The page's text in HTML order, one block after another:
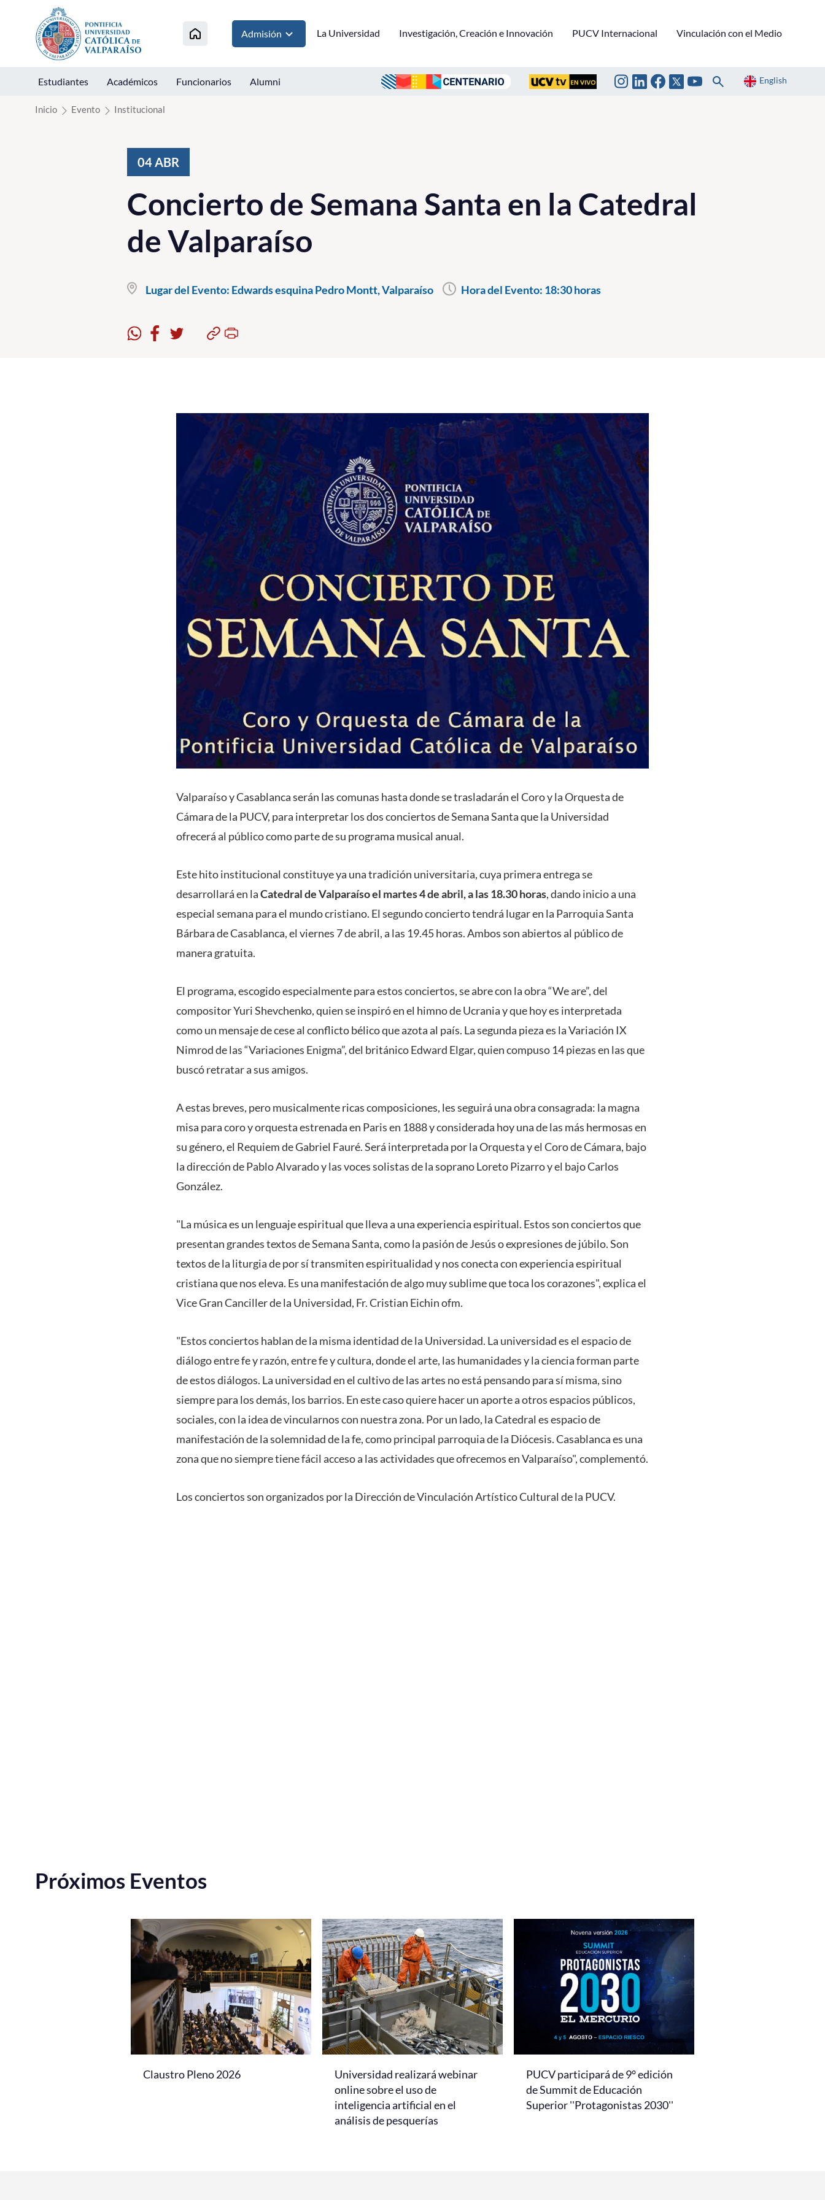
Click acá para ir directamente al contenido
Admisión La Universidad Investigación, Creación e Innovación PUCV Internacional Vinculación con el Medio
Estudiantes Académicos Funcionarios Alumni English
Inicio Evento Institucional
04ABR
Concierto de Semana Santa en la Catedral
de Valparaíso
Lugar del Evento: Edwards esquina Pedro Montt, Valparaíso Hora del Evento: 18:30 horas
Valparaíso y Casablanca serán las comunas hasta donde se trasladarán el Coro y la Orquesta de
Cámara de la PUCV, para interpretar los dos conciertos de Semana Santa que la Universidad
ofrecerá al público como parte de su programa musical anual.
Este hito institucional constituye ya una tradición universitaria, cuya primera entrega se
desarrollará en laCatedral de Valparaíso el martes 4 de abril, a las 18.30 horas, dando inicio a una
especial semana para el mundo cristiano. El segundo concierto tendrá lugar en la Parroquia Santa
Bárbara de Casablanca, el viernes 7 de abril, a las 19.45 horas. Ambos son abiertos al público de
manera gratuita.
El programa, escogido especialmente para estos conciertos, se abre con la obra “We are”, del
compositor Yuri Shevchenko, quien se inspiró en el himno de Ucrania y que hoy es interpretada
como un mensaje de cese al conflicto bélico que azota al país. La segunda pieza es la Variación IX
Nimrod de las “Variaciones Enigma”, del británico Edward Elgar, quien compuso 14 piezas en las que
buscó retratar a sus amigos.
A estas breves, pero musicalmente ricas composiciones, les seguirá una obra consagrada: la magna
misa para coro y orquesta estrenada en Paris en 1888 y considerada hoy una de las más hermosas en
su género, el Requiem de Gabriel Fauré. Será interpretada por la Orquesta y el Coro de Cámara, bajo
la dirección de Pablo Alvarado y las voces solistas de la soprano Loreto Pizarro y el bajo Carlos
González.
"La música es un lenguaje espiritual que lleva a una experiencia espiritual. Estos son conciertos que
presentan grandes textos de Semana Santa, como la pasión de Jesús o expresiones de júbilo. Son
textos de la liturgia de por sí transmiten espiritualidad y nos conecta con experiencia espiritual
cristiana que nos eleva. Es una manifestación de algo muy sublime que toca los corazones", explica el
Vice Gran Canciller de la Universidad, Fr. Cristian Eichin ofm.
"Estos conciertos hablan de la misma identidad de la Universidad. La universidad es el espacio de
diálogo entre fe y razón, entre fe y cultura, donde el arte, las humanidades y la ciencia forman parte
de estos diálogos. La universidad en el cultivo de las artes no está pensando para sí misma, sino
siempre para los demás, los barrios. En este caso quiere hacer un aporte a otros espacios públicos,
sociales, con la idea de vincularnos con nuestra zona. Por un lado, la Catedral es espacio de
manifestación de la solemnidad de la fe, como principal parroquia de la Diócesis. Casablanca es una
zona que no siempre tiene fácil acceso a las actividades que ofrecemos en Valparaíso", complementó.
Los conciertos son organizados por la Dirección de Vinculación Artístico Cultural de la PUCV.
Próximos Eventos
Claustro Pleno 2026
Universidad realizará webinar
online sobre el uso de
inteligencia artificial en el
análisis de pesquerías
PUCV participará de 9° edición
de Summit de Educación
Superior ''Protagonistas 2030''